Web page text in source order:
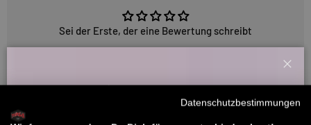
Sei der Erste, der eine Bewertung schreibt
Willkommensbonus
Datenschutzbestimmungen